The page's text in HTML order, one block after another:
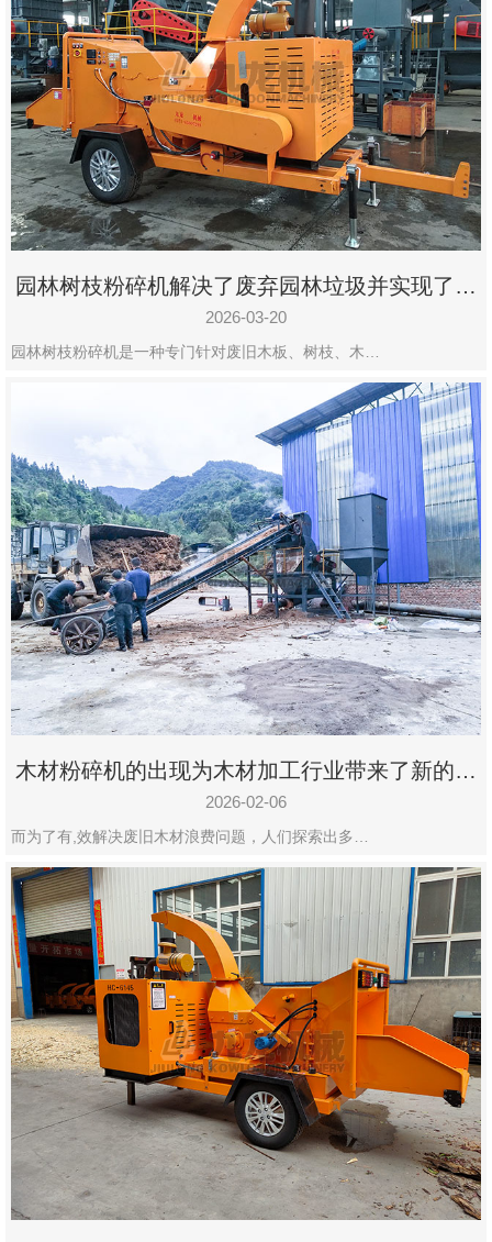
园林树枝粉碎机解决了废弃园林垃圾并实现了再
利用
2026-03-20
园林树枝粉碎机是一种专门针对废旧木板、树枝、木…
木材粉碎机的出现为木材加工行业带来了新的变
化
2026-02-06
而为了有,效解决废旧木材浪费问题，人们探索出多…